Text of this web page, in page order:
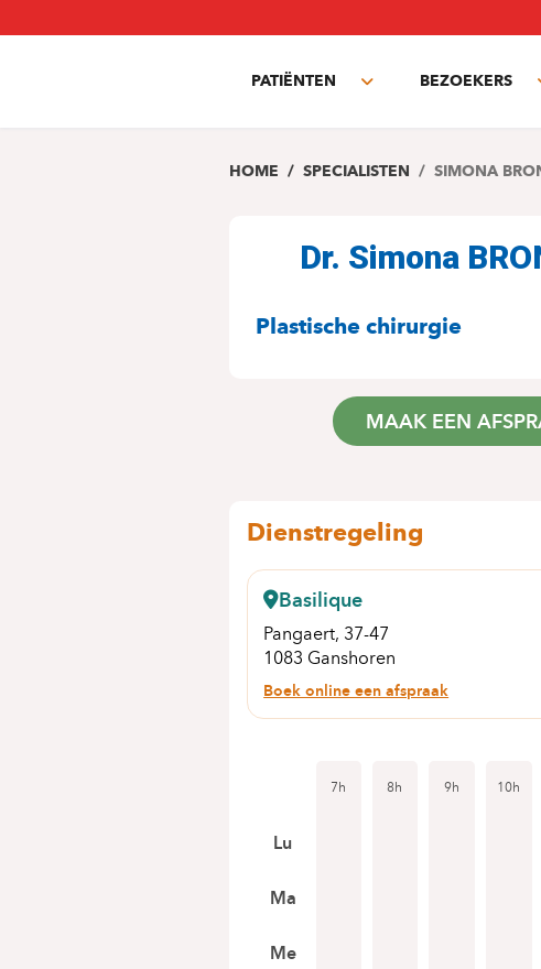
en
PATIËNTEN
Toggle
BEZOEKERS
HOME SPECIALISTEN SIMONA
Dr. Simona
SPECIALITEITEN
Plastische chirurgie
MAAK EEN
Dienstregeling
Basilique
Pangaert, 37-47
1083 Ganshoren
Boek online een afspraak
7h 8h 9h 10h
Lu
Ma
Me